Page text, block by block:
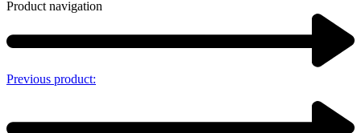
Product navigation
Previous product: